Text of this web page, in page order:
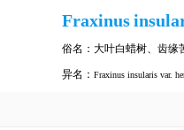
Fraxinus
俗名： 大叶白蜡树、 齿缘
异名： Fraxinus insularis var.